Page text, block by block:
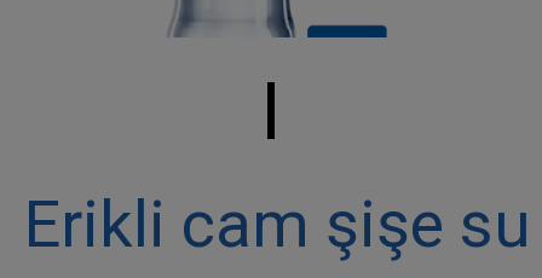
Erikli cam şişe su